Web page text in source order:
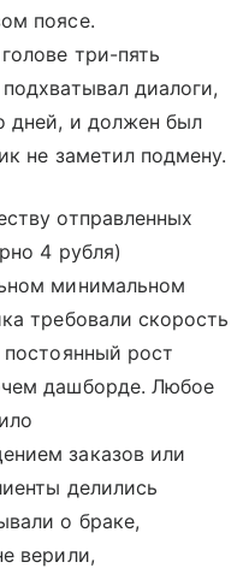
поясе.
три-пять
диалоги,
дней, и должен был
не заметил подмену.
отправленных
4 рубля)
минимальном
требовали скорость
рост
дашборде. Любое
заказов или
делились
о браке,
верили,